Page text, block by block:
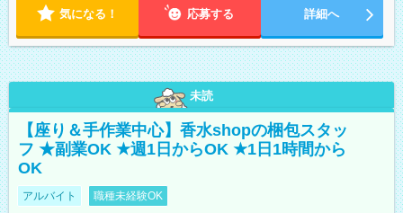
気になる！ 応募する 詳細へ
未読
【座り＆手作業中心】香水shopの梱包スタッ
フ ★副業OK ★週1日からOK ★1日1時間から
OK
アルバイト 職種未経験OK